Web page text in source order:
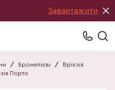
Завантажити
/ Бромелієві /
Врієзія
Порто